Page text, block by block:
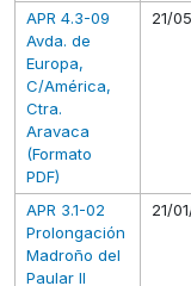
APR 4.3-09
Avda. de
Europa,
C/América,
Ctra.
Aravaca
(Formato
PDF)
21/
APR 3.1-02
Prolongación
Madroño del
Paular II
21/